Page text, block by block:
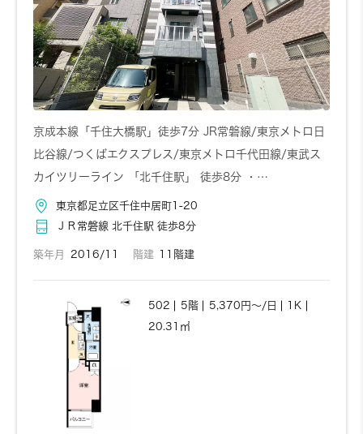
京成本線「千住大橋駅」徒歩7分 JR常磐線/東京メトロ日
比谷線/つくばエクスプレス/東京メトロ千代田線/東武ス
カイツリーライン 「北千住駅」 徒歩8分 ・…
東京都足立区千住中居町1-20
ＪＲ常磐線 北千住駅 徒歩8分
築年月 2016/11 階建 11階建
502 5階 5,370円～/日
1K
20.31㎡